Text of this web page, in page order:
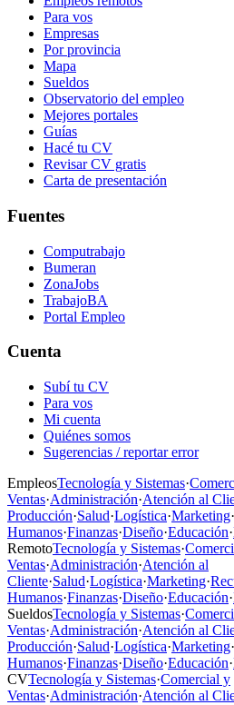
Para vos
Empresas
Por provincia
Mapa
Sueldos
Observatorio del empleo
Mejores portales
Guías
Hacé tu CV
Revisar CV gratis
Carta de presentación
Fuentes
Computrabajo
Bumeran
ZonaJobs
TrabajoBA
Portal Empleo
Cuenta
Subí tu CV
Para vos
Mi cuenta
Quiénes somos
Sugerencias / reportar error
EmpleosTecnología y Sistemas·
Ventas·Administración·Atención al
Producción·Salud·Logística·Marketing·
Humanos·Finanzas·Diseño·Educación·
RemotoTecnología y Sistemas·
Ventas·Administración·Atención al
Cliente·Salud·Logística·Marketing·
Humanos·Finanzas·Diseño·Educación·
SueldosTecnología y Sistemas·
Ventas·Administración·Atención al
Producción·Salud·Logística·Marketing·
Humanos·Finanzas·Diseño·Educación·
CVTecnología y Sistemas·Comercial y
Ventas·Administración·Atención al